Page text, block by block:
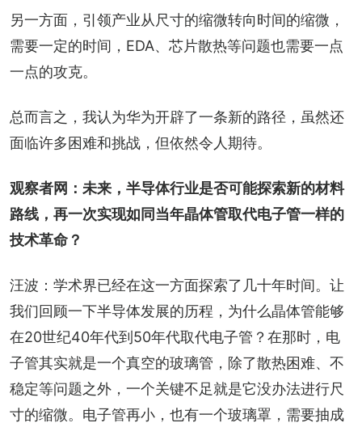
另一方面，引领产业从尺寸的缩微转向时间的缩微，
需要一定的时间，EDA、芯片散热等问题也需要一点
一点的攻克。
总而言之，我认为华为开辟了一条新的路径，虽然还
面临许多困难和挑战，但依然令人期待。
观察者网：未来，半导体行业是否可能探索新的材料
路线，再一次实现如同当年晶体管取代电子管一样的
技术革命？
汪波：学术界已经在这一方面探索了几十年时间。让
我们回顾一下半导体发展的历程，为什么晶体管能够
在20世纪40年代到50年代取代电子管？在那时，电
子管其实就是一个真空的玻璃管，除了散热困难、不
稳定等问题之外，一个关键不足就是它没办法进行尺
寸的缩微。电子管再小，也有一个玻璃罩，需要抽成